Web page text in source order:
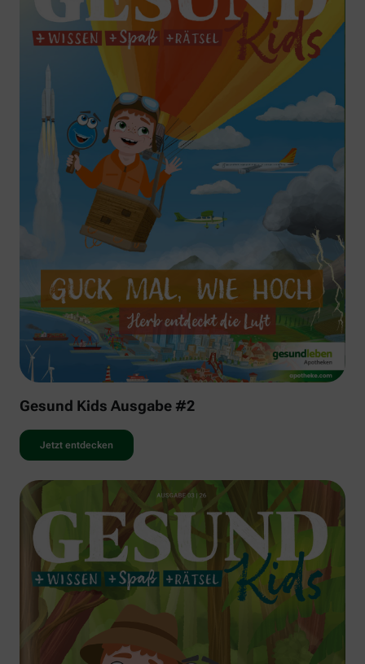
Gesund Kids Ausgabe #2
Jetzt entdecken